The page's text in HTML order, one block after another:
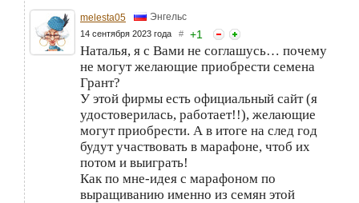
melesta05 Энгельс
14 сентября 2023 года # +1
Наталья, я с Вами не соглашусь… почему
не могут желающие приобрести семена
Грант?
У этой фирмы есть официальный сайт (я
удостоверилась, работает!!), желающие
могут приобрести. А в итоге на след год
будут участвовать в марафоне, чтоб их
потом и выиграть!
Как по мне-идея с марафоном по
выращиванию именно из семян этой